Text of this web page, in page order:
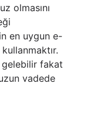
olmasını
en uygun e-
fakat
vadede